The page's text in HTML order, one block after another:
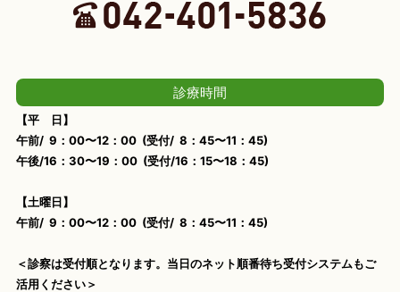
診療時間
【平 日】
午前/ 9：00〜12：00 (受付/ 8：45〜11：45)
午後/16：30〜19：00 (受付/16：15〜18：45)
【土曜日】
午前/ 9：00〜12：00 (受付/ 8：45〜11：45)
＜診察は受付順となります。当日のネット順番待ち受付システムもご
活用ください＞